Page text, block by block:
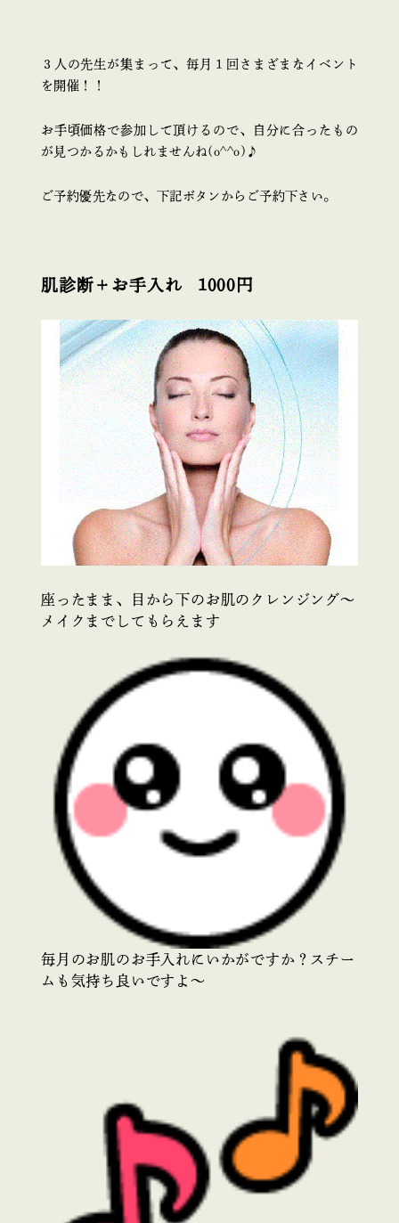
３人の先生が集まって、毎月１回さまざまなイベント
を開催！！
お手頃価格で参加して頂けるので、自分に合ったもの
が見つかるかもしれませんね(o^^o)♪
ご予約優先なので、下記ボタンからご予約下さい。
肌診断＋お手入れ 1000円
座ったまま、目から下のお肌のクレンジング～
メイクまでしてもらえます
毎月のお肌のお手入れにいかがですか？スチー
ムも気持ち良いですよ～